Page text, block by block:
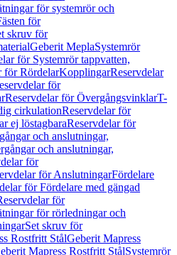
för systemrör och
för
skruv för
Geberit MeplaSystemrör
för Systemrör tappvatten,
för RördelarKopplingarReservdelar
för
Reservdelar för ÖvergångsvinklarT-
cirkulationReservdelar för
ej löstagbaraReservdelar för
och anslutningar,
och anslutningar,
för
för AnslutningarFördelare
för Fördelare med gängad
för
för rörledningar och
Set skruv för
Rostfritt StålGeberit Mapress
Mapress Rostfritt StålSystemrör